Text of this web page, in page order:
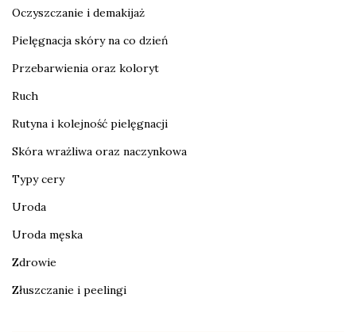
Oczyszczanie i demakijaż
Pielęgnacja skóry na co dzień
Przebarwienia oraz koloryt
Ruch
Rutyna i kolejność pielęgnacji
Skóra wrażliwa oraz naczynkowa
Typy cery
Uroda
Uroda męska
Zdrowie
Złuszczanie i peelingi